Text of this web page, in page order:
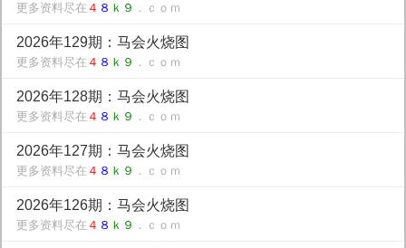
更多资料尽在 ４ ８ ｋ９ ．ｃｏｍ
2026年129期：马会火烧图
更多资料尽在 ４ ８ ｋ９ ．ｃｏｍ
2026年128期：马会火烧图
更多资料尽在 ４ ８ ｋ９ ．ｃｏｍ
2026年127期：马会火烧图
更多资料尽在 ４ ８ ｋ９ ．ｃｏｍ
2026年126期：马会火烧图
更多资料尽在 ４ ８ ｋ９ ．ｃｏｍ